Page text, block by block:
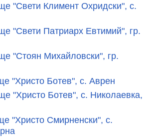
"Свети Климент Охридски", с.
"Свети Патриарх Евтимий", гр.
"Стоян Михайловски", гр.
"Христо Ботев", с. Аврен
"Христо Ботев", с. Николаевка,
"Христо Смирненски", с.